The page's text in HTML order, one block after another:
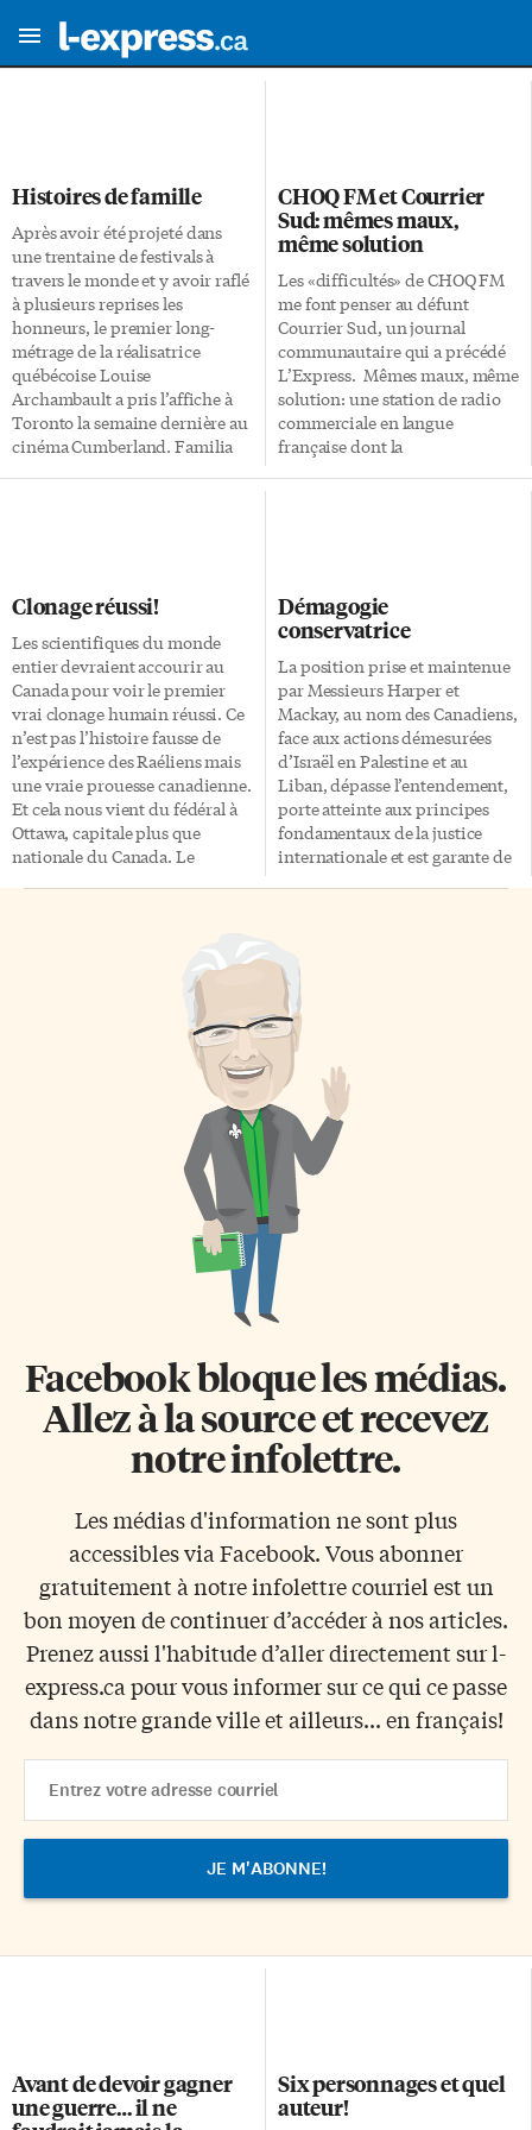
Histoires de famille
Après avoir été projeté dans
une trentaine de festivals à
travers le monde et y avoir raflé
à plusieurs reprises les
honneurs, le premier long-
métrage de la réalisatrice
québécoise Louise
Archambault a pris l’affiche à
Toronto la semaine dernière au
cinéma Cumberland. Familia
d’enfance Janine, jouée par
Macha Grenon. Cette dernière
semble mener la vie parfaite
avec sa fille Gabrielle (Juliette
Gosselin). Tandis que la
rencontre entre les adolescentes
s’avère déterminante […]
CHOQ FM et Courrier
Sud: mêmes maux,
même solution
Les «difficultés» de CHOQ FM
me font penser au défunt
Courrier Sud, un journal
communautaire qui a précédé
L’Express. Mêmes maux, même
solution: une station de radio
commerciale en langue
française dont la
en complément à la radio de
Radio-Canada, sera financée
par la vente de publicité plutôt
que par des subventions
gouvernementales, lesquelles
sont du b.s. pour des
groupuscules de tout acabit. En
attendant, encore des fonds
publics dilapidés.
Clonage réussi!
Les scientifiques du monde
entier devraient accourir au
Canada pour voir le premier
vrai clonage humain réussi. Ce
n’est pas l’histoire fausse de
l’expérience des Raéliens mais
une vraie prouesse canadienne.
Et cela nous vient du fédéral à
Ottawa, capitale plus que
nationale du Canada. Le
Mêmes décisions politiques
(volonté de contrôler la presse,
contrôle sur ce que doivent dire
ses ministres et tout son
cabinet, renforcement de la
logistique militaire par l’achat
d’autres avions de combat,
augmentation du budget […]
Démagogie
conservatrice
La position prise et maintenue
par Messieurs Harper et
Mackay, au nom des Canadiens,
face aux actions démesurées
d’Israël en Palestine et au
Liban, dépasse l’entendement,
porte atteinte aux principes
fondamentaux de la justice
internationale et est garante de
autant devant la loi que devant
la morale chrétienne et la
perspicacité diplomatique.
Monsieur Harper a la gâchette
facile pour blâmer le Hamas
pour l’emprisonnement d’un
soldat israélien à Gaza, geste qui
découle directement de
l’étranglement collectif
progressif de plus d’un million
d’enfants, de […]
Facebook bloque les médias.
Allez à la source et recevez
notre infolettre.
Les médias d'information ne sont plus
accessibles via Facebook. Vous abonner
gratuitement à notre infolettre courriel est un
bon moyen de continuer d’accéder à nos articles.
Prenez aussi l'habitude d’aller directement sur l-
express.ca pour vous informer sur ce qui ce passe
dans notre grande ville et ailleurs... en français!
Address
Avant de devoir gagner
une guerre… il ne
Six personnages et quel
auteur!